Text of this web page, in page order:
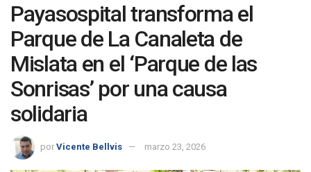
Payasospital transforma el
Parque de La Canaleta de
Mislata en el ‘Parque de las
Sonrisas’ por una causa
solidaria
por Vicente Bellvis marzo 23, 2026